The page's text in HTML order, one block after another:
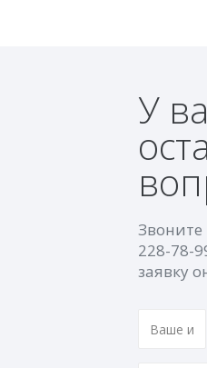
У
Звоните
228-78-
заявку